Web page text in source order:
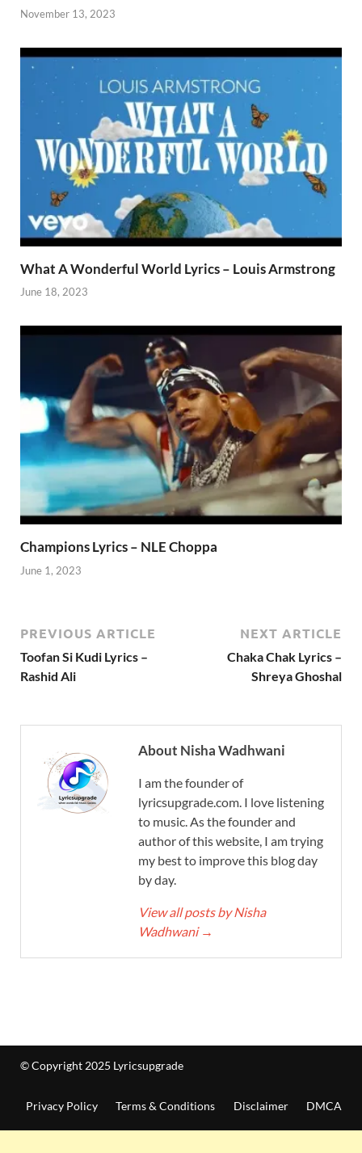
November 13, 2023
What A Wonderful World Lyrics – Louis Armstrong
June 18, 2023
Champions Lyrics – NLE Choppa
June 1, 2023
PREVIOUS ARTICLE
Toofan Si Kudi Lyrics –
Rashid Ali
NEXT ARTICLE
Chaka Chak Lyrics –
Shreya Ghoshal
About Nisha Wadhwani
I am the founder of
lyricsupgrade.com. I love listening
to music. As the founder and
author of this website, I am trying
my best to improve this blog day
by day.
View all posts by Nisha
Wadhwani →
© Copyright 2025 Lyricsupgrade
Privacy Policy Terms & Conditions Disclaimer DMCA